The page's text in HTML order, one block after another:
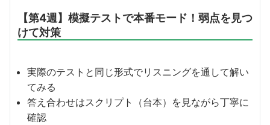
【第4週】模擬テストで本番モード！弱点を見つ
けて対策
実際のテストと同じ形式でリスニングを通して解い
てみる
答え合わせはスクリプト（台本）を見ながら丁寧に
確認